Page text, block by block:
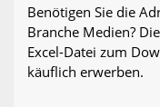
Benötigen Sie die
Branche Medien?
Excel-Datei zum
käuflich erwerben.